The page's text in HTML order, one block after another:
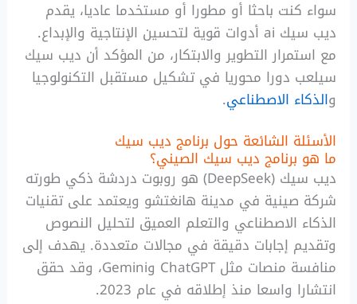
سواء كنت باحثا أو مطورا أو مستخدما عاديا، يقدم
ديب سيك ai أدوات قوية لتحسين الإنتاجية والإبداع.
مع استمرار التطوير والابتكار، من المؤكد أن ديب سيك
سيلعب دورا محوريا في تشكيل مستقبل التكنولوجيا
والذكاء الاصطناعي.
الأسئلة الشائعة حول برنامج ديب سيك
ما هو برنامج ديب سيك الصيني؟
ديب سيك (DeepSeek) هو روبوت دردشة ذكي طورته
شركة صينية في مدينة هانغتشو ويعتمد على تقنيات
الذكاء الاصطناعي والتعلم العميق لتحليل النصوص
وتقديم إجابات دقيقة في مجالات متعددة. يهدف إلى
منافسة منصات مثل ChatGPT وGemini، وقد حقق
انتشارا واسعا منذ إطلاقه في عام 2023.